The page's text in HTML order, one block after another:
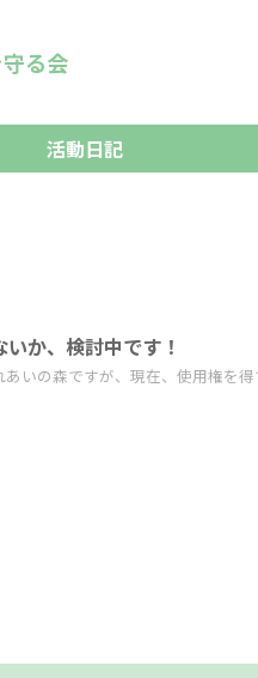
る会
活動日記
か、検討中です！
いの森ですが、現在、使用権を